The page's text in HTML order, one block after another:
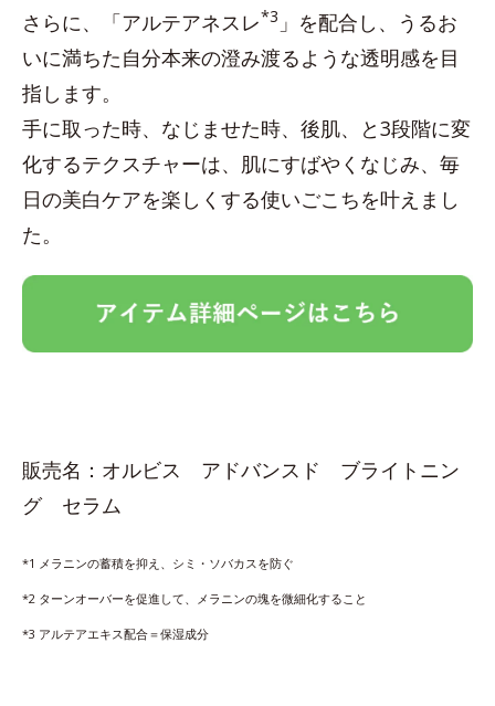
さらに、「アルテアネスレ*3 」を配合し、うるお
いに満ちた自分本来の澄み渡るような透明感を目
指します。
手に取った時、なじませた時、後肌、と3段階に変
化するテクスチャーは、肌にすばやくなじみ、毎
日の美白ケアを楽しくする使いごこちを叶えまし
た。
販売名：オルビス アドバンスド ブライトニン
グ セラム
*1 メラニンの蓄積を抑え、シミ・ソバカスを防ぐ
*2 ターンオーバーを促進して、メラニンの塊を微細化すること
*3 アルテアエキス配合＝保湿成分